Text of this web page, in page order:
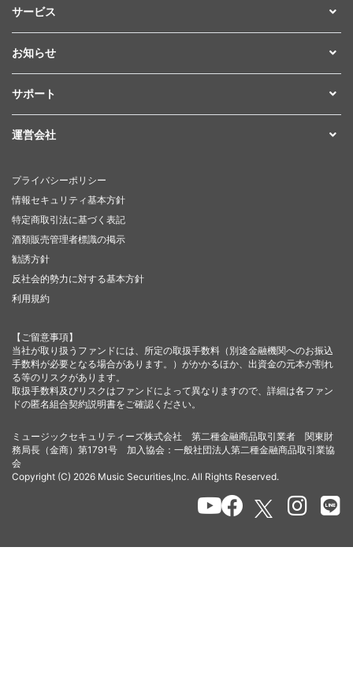
サービス
お知らせ
サポート
運営会社
プライバシーポリシー
情報セキュリティ基本方針
特定商取引法に基づく表記
酒類販売管理者標識の掲示
勧誘方針
反社会的勢力に対する基本方針
利用規約
【ご留意事項】
当社が取り扱うファンドには、所定の取扱手数料（別途金融機関へのお振込
手数料が必要となる場合があります。）がかかるほか、出資金の元本が割れ
る等のリスクがあります。
取扱手数料及びリスクはファンドによって異なりますので、詳細は各ファン
ドの匿名組合契約説明書をご確認ください。
ミュージックセキュリティーズ株式会社 第二種金融商品取引業者 関東財
務局長（金商）第1791号 加入協会：一般社団法人第二種金融商品取引業協
会
Copyright (C) 2026 Music Securities,Inc. All Rights Reserved.